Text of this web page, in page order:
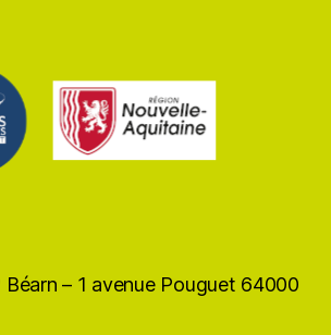
– 1 avenue Pouguet 64000